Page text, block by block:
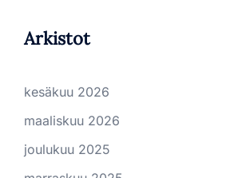
Arkistot
kesäkuu 2026
maaliskuu 2026
joulukuu 2025